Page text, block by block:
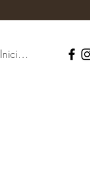
Iniciar sesión